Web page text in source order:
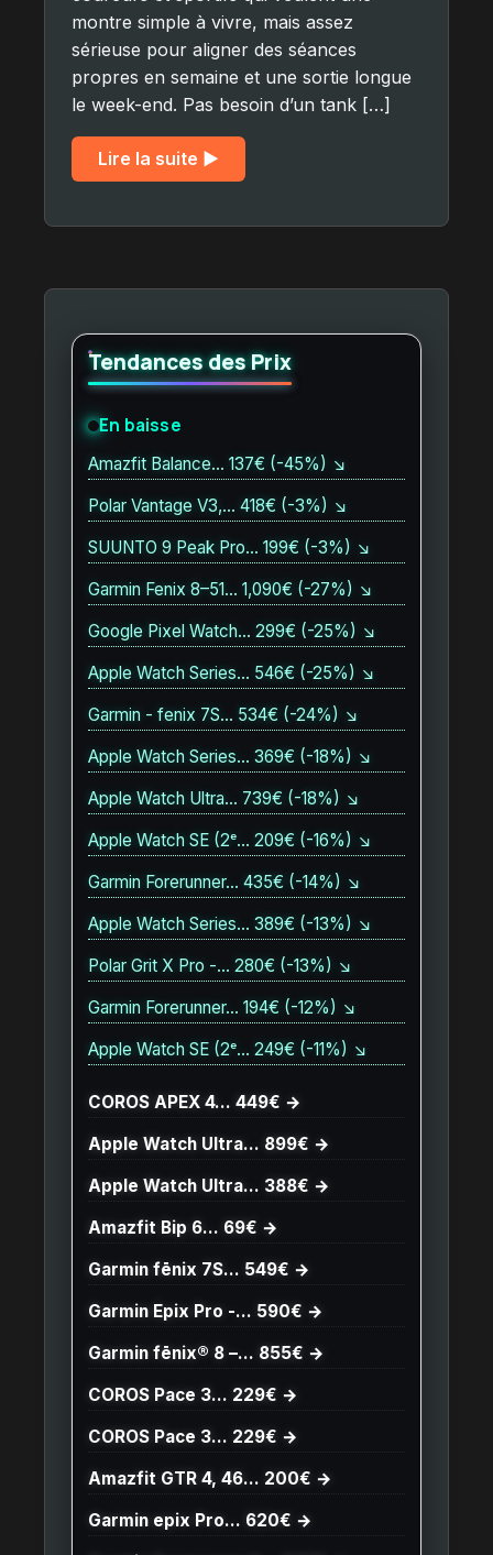
montre simple à vivre, mais assez
sérieuse pour aligner des séances
propres en semaine et une sortie longue
le week-end. Pas besoin d’un tank […]
Lire la suite ▶︎
Tendances des Prix
En baisse
Amazfit Balance… 137€ (-45%) ↘
Polar Vantage V3,… 418€ (-3%) ↘
SUUNTO 9 Peak Pro… 199€ (-3%) ↘
Garmin Fenix 8–51… 1,090€ (-27%) ↘
Google Pixel Watch… 299€ (-25%) ↘
Apple Watch Series… 546€ (-25%) ↘
Garmin - fenix 7S… 534€ (-24%) ↘
Apple Watch Series… 369€ (-18%) ↘
Apple Watch Ultra… 739€ (-18%) ↘
Apple Watch SE (2ᵉ… 209€ (-16%) ↘
Garmin Forerunner… 435€ (-14%) ↘
Apple Watch Series… 389€ (-13%) ↘
Polar Grit X Pro -… 280€ (-13%) ↘
Garmin Forerunner… 194€ (-12%) ↘
Apple Watch SE (2ᵉ… 249€ (-11%) ↘
COROS APEX 4… 449€ →
Apple Watch Ultra… 899€ →
Apple Watch Ultra… 388€ →
Amazfit Bip 6… 69€ →
Garmin fēnix 7S… 549€ →
Garmin Epix Pro -… 590€ →
Garmin fēnix® 8 –… 855€ →
COROS Pace 3… 229€ →
COROS Pace 3… 229€ →
Amazfit GTR 4, 46… 200€ →
Garmin epix Pro… 620€ →